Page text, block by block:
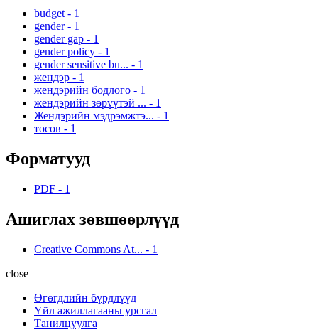
budget - 1
gender - 1
gender gap - 1
gender policy - 1
gender sensitive bu... - 1
жендэр - 1
жендэрийн бодлого - 1
жендэрийн зөрүүтэй ... - 1
Жендэрийн мэдрэмжтэ... - 1
төсөв - 1
Форматууд
PDF - 1
Ашиглах зөвшөөрлүүд
Creative Commons At... - 1
close
Өгөгдлийн бүрдлүүд
Үйл ажиллагааны урсгал
Танилцуулга